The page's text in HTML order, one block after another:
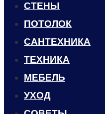
СТЕНЫ
ПОТОЛОК
САНТЕХНИКА
ТЕХНИКА
МЕБЕЛЬ
УХОД